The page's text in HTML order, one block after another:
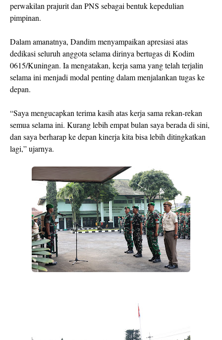
perwakilan prajurit dan PNS sebagai bentuk kepedulian
pimpinan.
Dalam amanatnya, Dandim menyampaikan apresiasi atas
dedikasi seluruh anggota selama dirinya bertugas di Kodim
0615/Kuningan. Ia mengatakan, kerja sama yang telah terjalin
selama ini menjadi modal penting dalam menjalankan tugas ke
depan.
“Saya mengucapkan terima kasih atas kerja sama rekan-rekan
semua selama ini. Kurang lebih empat bulan saya berada di sini,
dan saya berharap ke depan kinerja kita bisa lebih ditingkatkan
lagi,” ujarnya.